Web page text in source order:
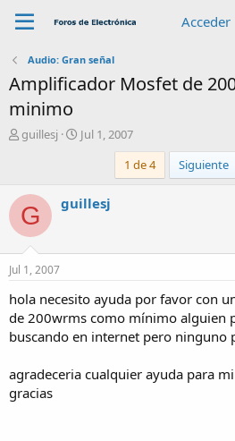
Acceder
Audio: Gran señal
Amplificador Mosfet de
minimo
A
r
guillesj
F
a
d
c
o
Jul 1, 2007
1 de 4
Siguiente
G guillesj
Jul 1, 2007
hola necesito ayuda por favor con
de 200wrms como mínimo alguien
buscando en internet pero ninguno
agradeceria cualquier ayuda para
gracias